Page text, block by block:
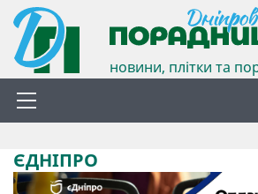
новини, плітки та
ЄДНІПРО